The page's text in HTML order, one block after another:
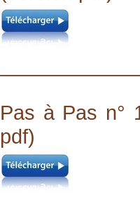
Pas à Pas n°
pdf)